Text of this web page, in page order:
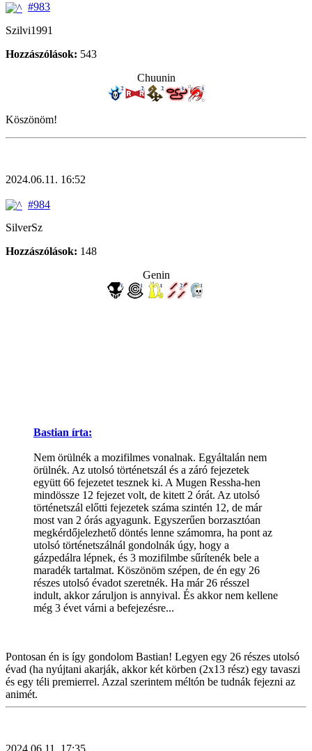
#983
Szilvi1991
Hozzászólások: 543
Chuunin
Köszönöm!
2024.06.11. 16:52
#984
SilverSz
Hozzászólások: 148
Genin
Bastian írta:
Nem örülnék a mozifilmes vonalnak. Egyáltalán nem
örülnék. Az utolsó történetszál és a záró fejezetek
együtt 66 fejezetet tesznek ki. A Mugen Ressha-hen
mindössze 12 fejezet volt, de kitett 2 órát. Az utolsó
történetszál előtti fejezetek száma szintén 12, de már
most van 2 órás agyagunk. Egyszerűen borzasztóan
megkérdőjelezhető döntés lenne számomra, ha pont az
utolsó történetszálnál gondolnák úgy, hogy a
gázpedálra lépnek, és 3 mozifilmbe sűrítenék bele a
maradék tartalmat. Köszönöm szépen, de én egy 26
részes utolsó évadot szeretnék. Ha már 26 résszel
indult, akkor záruljon is annyival. És akkor nem kellene
még 3 évet várni a befejezésre...
Pontosan én is így gondolom Bastian! Legyen egy 26 részes utolsó
évad (ha nyújtani akarják, akkor két körben (2x13 rész) egy tavaszi
és egy téli premierrel. Azzal szerintem méltón be tudnák fejezni az
animét.
2024.06.11. 17:35